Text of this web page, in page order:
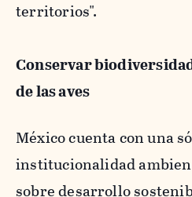
territorios".
Conservar
de las aves
México cuenta con una
institucionalidad
sobre desarrollo